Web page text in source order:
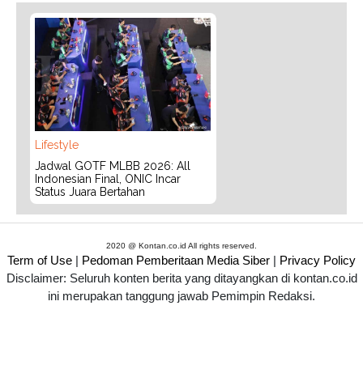
Lifestyle
Jadwal GOTF MLBB 2026: All
Indonesian Final, ONIC Incar
Status Juara Bertahan
2020 @ Kontan.co.id All rights reserved.
Term of Use | Pedoman Pemberitaan Media Siber | Privacy Policy
Disclaimer: Seluruh konten berita yang ditayangkan di kontan.co.id
ini merupakan tanggung jawab Pemimpin Redaksi.